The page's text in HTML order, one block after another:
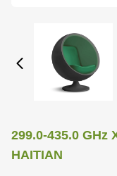
299.0-435.0 GHz
HAITIAN